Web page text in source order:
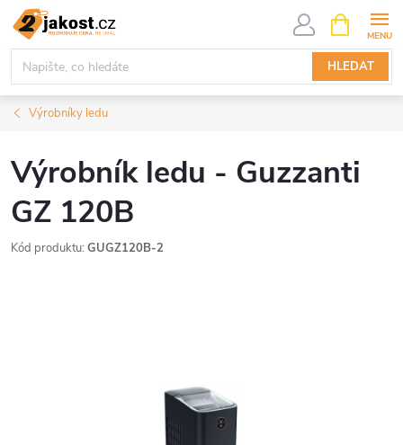
Přejít
obsah
HLEDAT
NÁKUPNÍ
KOŠÍK
Výrobníky ledu
Výrobník ledu - Guzzanti
GZ 120B
Kód produktu: GUGZ120B-2